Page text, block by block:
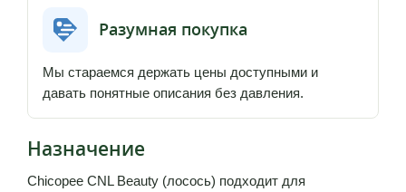
Разумная покупка
Мы стараемся держать цены доступными и
давать понятные описания без давления.
Назначение
Chicopee CNL Beauty (лосось) подходит для